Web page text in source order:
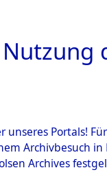
Portals!
Archivbesuch
Archives